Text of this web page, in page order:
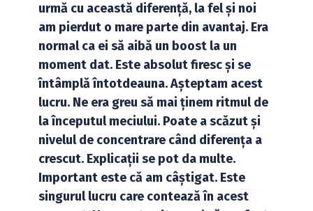
urmă cu această diferență, la fel și noi
am pierdut o mare parte din avantaj. Era
normal ca ei să aibă un boost la un
moment dat. Este absolut firesc și se
întâmplă întotdeauna. Așteptam acest
lucru. Ne era greu să mai ținem ritmul de
la începutul meciului. Poate a scăzut și
nivelul de concentrare când diferența a
crescut. Explicații se pot da multe.
Important este că am câștigat. Este
singurul lucru care contează în acest